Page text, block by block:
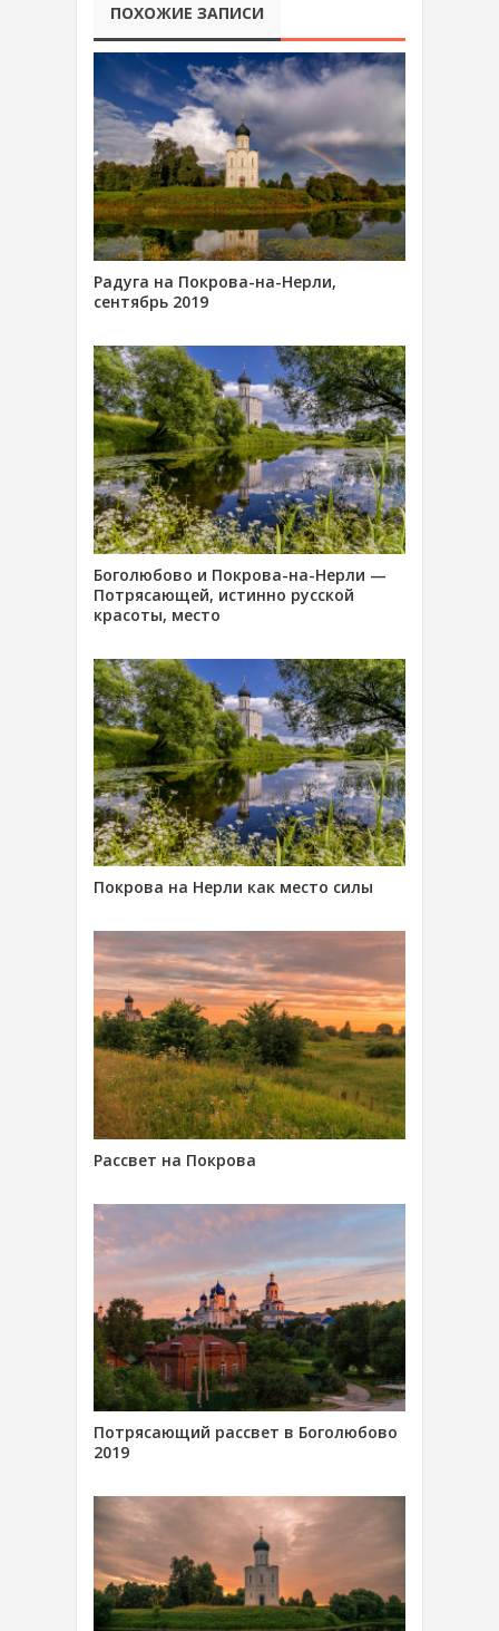
ПОХОЖИЕ ЗАПИСИ
Радуга на Покрова-на-Нерли,
сентябрь 2019
Боголюбово и Покрова-на-Нерли —
Потрясающей, истинно русской
красоты, место
Покрова на Нерли как место силы
Рассвет на Покрова
Потрясающий рассвет в Боголюбово
2019